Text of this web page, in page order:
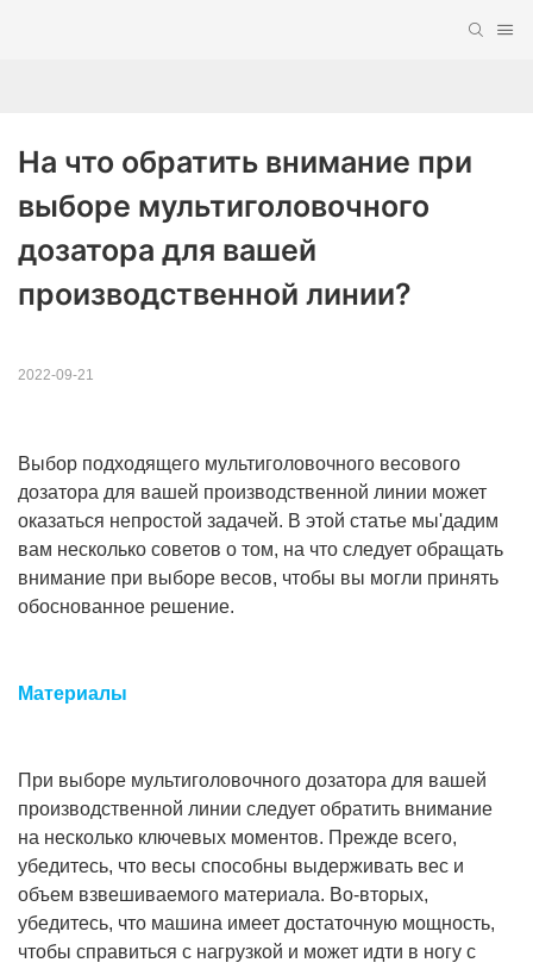
На что обратить внимание при
выборе мультиголовочного
дозатора для вашей
производственной линии?
2022-09-21
Выбор подходящего мультиголовочного весового
дозатора для вашей производственной линии может
оказаться непростой задачей. В этой статье мы'дадим
вам несколько советов о том, на что следует обращать
внимание при выборе весов, чтобы вы могли принять
обоснованное решение.
Материалы
При выборе мультиголовочного дозатора для вашей
производственной линии следует обратить внимание
на несколько ключевых моментов. Прежде всего,
убедитесь, что весы способны выдерживать вес и
объем взвешиваемого материала. Во-вторых,
убедитесь, что машина имеет достаточную мощность,
чтобы справиться с нагрузкой и может идти в ногу с